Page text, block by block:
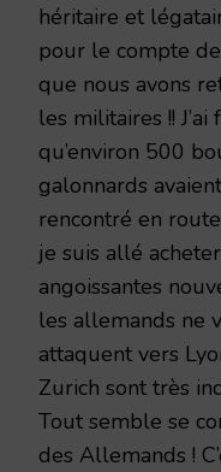
héritaire et
pour le compte
que nous avons
les militaires !!
qu’environ 500
galonnards
rencontré en
je suis allé
angoissantes
les allemands ne
attaquent vers
Zurich sont très
Tout semble se
des Allemands !